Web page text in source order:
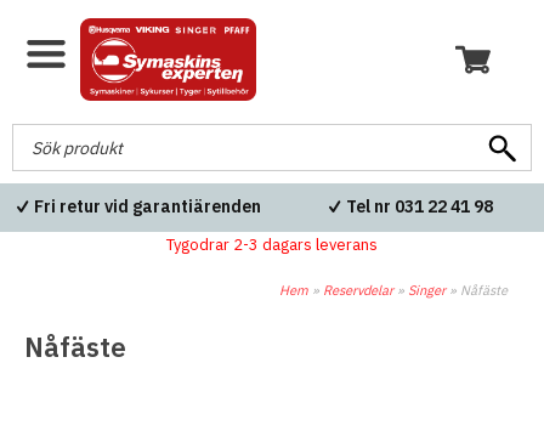
Fri retur vid garantiärenden Tel nr 031 22 41 98
Tygodrar 2-3 dagars leverans
Hem » Reservdelar» Singer» Nåfäste
Nåfäste